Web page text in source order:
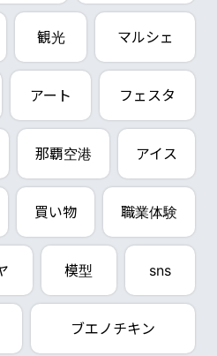
観光 マルシェ
アート フェスタ
那覇空港 アイス
買い物 職業体験
模型 sns
ブエノチキン